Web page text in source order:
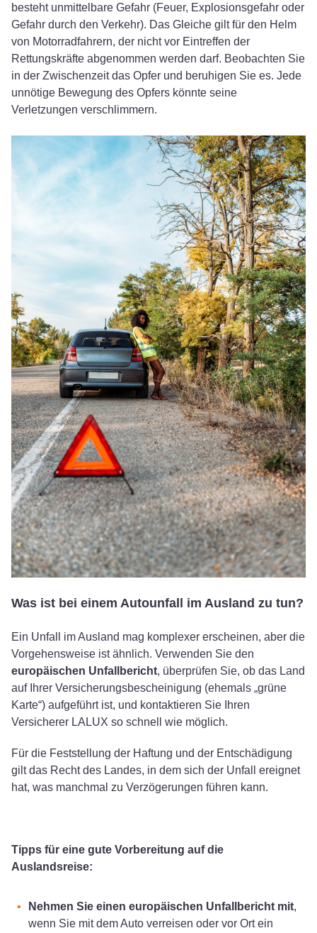
besteht unmittelbare Gefahr (Feuer, Explosionsgefahr oder
Gefahr durch den Verkehr). Das Gleiche gilt für den Helm
von Motorradfahrern, der nicht vor Eintreffen der
Rettungskräfte abgenommen werden darf. Beobachten Sie
in der Zwischenzeit das Opfer und beruhigen Sie es. Jede
unnötige Bewegung des Opfers könnte seine
Verletzungen verschlimmern.
Was ist bei einem Autounfall im Ausland zu tun?
Ein Unfall im Ausland mag komplexer erscheinen, aber die
Vorgehensweise ist ähnlich. Verwenden Sie den
europäischen Unfallbericht, überprüfen Sie, ob das Land
auf Ihrer Versicherungsbescheinigung (ehemals „grüne
Karte“) aufgeführt ist, und kontaktieren Sie Ihren
Versicherer LALUX so schnell wie möglich.
Für die Feststellung der Haftung und der Entschädigung
gilt das Recht des Landes, in dem sich der Unfall ereignet
hat, was manchmal zu Verzögerungen führen kann.
Tipps für eine gute Vorbereitung auf die
Auslandsreise:
Nehmen Sie einen europäischen Unfallbericht mit,
wenn Sie mit dem Auto verreisen oder vor Ort ein